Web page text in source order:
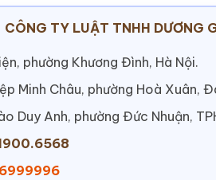
CÔNG TY LUẬT TNHH DƯƠNG
phường Khương Đình, Hà Nội.
Minh Châu, phường Hoà Xuân,
Duy Anh, phường Đức Nhuận,